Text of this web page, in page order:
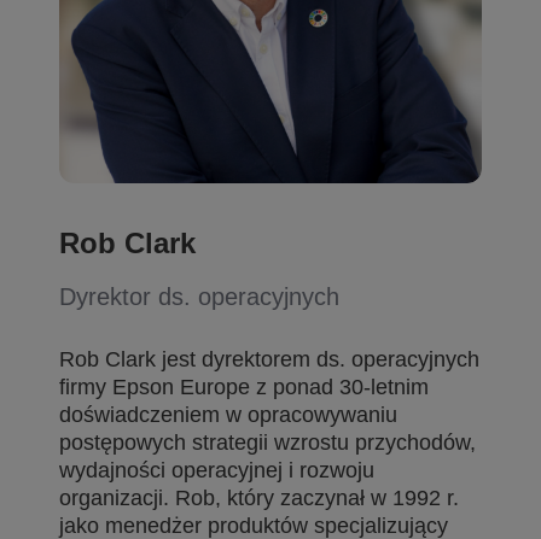
Rob Clark
Dyrektor ds. operacyjnych
Rob Clark jest dyrektorem ds. operacyjnych
firmy Epson Europe z ponad 30-letnim
doświadczeniem w opracowywaniu
postępowych strategii wzrostu przychodów,
wydajności operacyjnej i rozwoju
organizacji. Rob, który zaczynał w 1992 r.
jako menedżer produktów specjalizujący